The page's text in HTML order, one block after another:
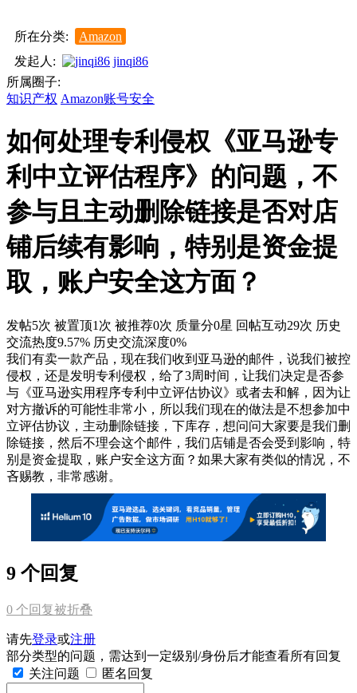
所在分类:
Amazon
发起人:
jinqi86
所属圈子:
知识产权 Amazon账号安全
如何处理专利侵权《亚马逊专
利中立评估程序》的问题，不
参与且主动删除链接是否对店
铺后续有影响，特别是资金提
取，账户安全这方面？
发帖5次 被置顶1次 被推荐0次 质量分0星 回帖互动29次 历史
交流热度9.57% 历史交流深度0%
我们有卖一款产品，现在我们收到亚马逊的邮件，说我们被控
侵权，还是发明专利侵权，给了3周时间，让我们决定是否参
与《亚马逊实用程序专利中立评估协议》或者去和解，因为让
对方撤诉的可能性非常小，所以我们现在的做法是不想参加中
立评估协议，主动删除链接，下库存，想问问大家要是我们删
除链接，然后不理会这个邮件，我们店铺是否会受到影响，特
别是资金提取，账户安全这方面？如果大家有类似的情况，不
吝赐教，非常感谢。
9 个回复
0 个回复被折叠
请先登录或注册
部分类型的问题，需达到一定级别/身份后才能查看所有回复
关注问题
匿名回复